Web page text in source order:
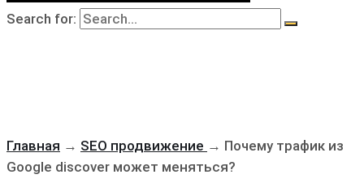
Search for:
Главная → SEO продвижение → Почему трафик из
Google discover может меняться?